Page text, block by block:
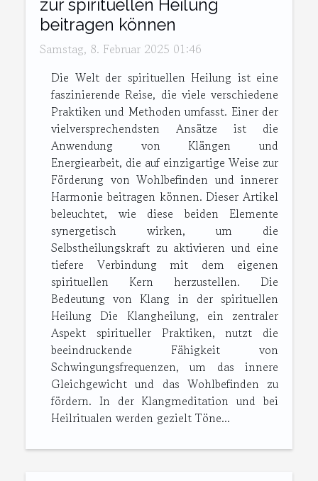
zur spirituellen Heilung
beitragen können
Samstag, 8. Februar 2025 01:46
Die Welt der spirituellen Heilung ist eine
faszinierende Reise, die viele verschiedene
Praktiken und Methoden umfasst. Einer der
vielversprechendsten Ansätze ist die
Anwendung von Klängen und
Energiearbeit, die auf einzigartige Weise zur
Förderung von Wohlbefinden und innerer
Harmonie beitragen können. Dieser Artikel
beleuchtet, wie diese beiden Elemente
synergetisch wirken, um die
Selbstheilungskraft zu aktivieren und eine
tiefere Verbindung mit dem eigenen
spirituellen Kern herzustellen. Die
Bedeutung von Klang in der spirituellen
Heilung Die Klangheilung, ein zentraler
Aspekt spiritueller Praktiken, nutzt die
beeindruckende Fähigkeit von
Schwingungsfrequenzen, um das innere
Gleichgewicht und das Wohlbefinden zu
fördern. In der Klangmeditation und bei
Heilritualen werden gezielt Töne...